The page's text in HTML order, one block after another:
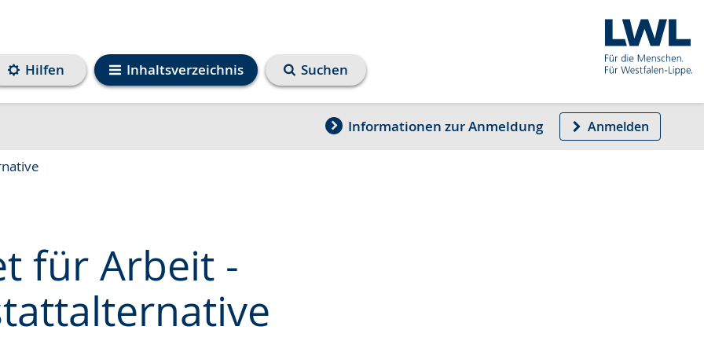
Inhaltsverzeichnis
Hilfen Suchen
Informationen zur Anmeldung Anmelden
für Arbeit -